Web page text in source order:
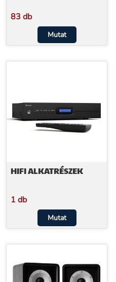
83 db
Mutat
HIFI ALKATRÉSZEK
1 db
Mutat